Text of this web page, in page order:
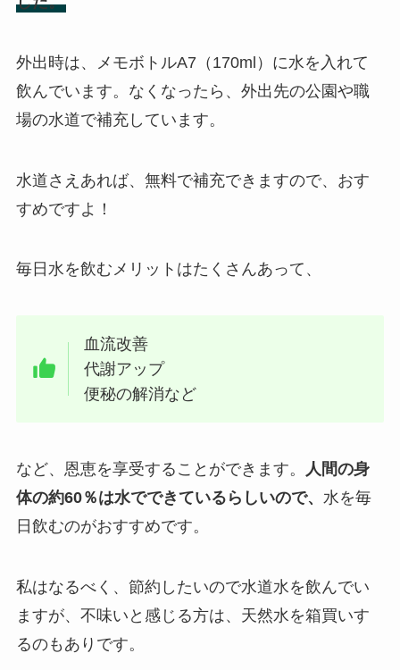
外出時は、メモボトルA7（170ml）に水を入れて
飲んでいます。なくなったら、外出先の公園や職
場の水道で補充しています。
水道さえあれば、無料で補充できますので、おす
すめですよ！
毎日水を飲むメリットはたくさんあって、
血流改善
代謝アップ
便秘の解消など
など、恩恵を享受することができます。
人間の身
体の約60％は水でできているらしいので、 水を毎
日飲むのがおすすめです。
私はなるべく、節約したいので水道水を飲んでい
ますが、不味いと感じる方は、天然水を箱買いす
るのもありです。